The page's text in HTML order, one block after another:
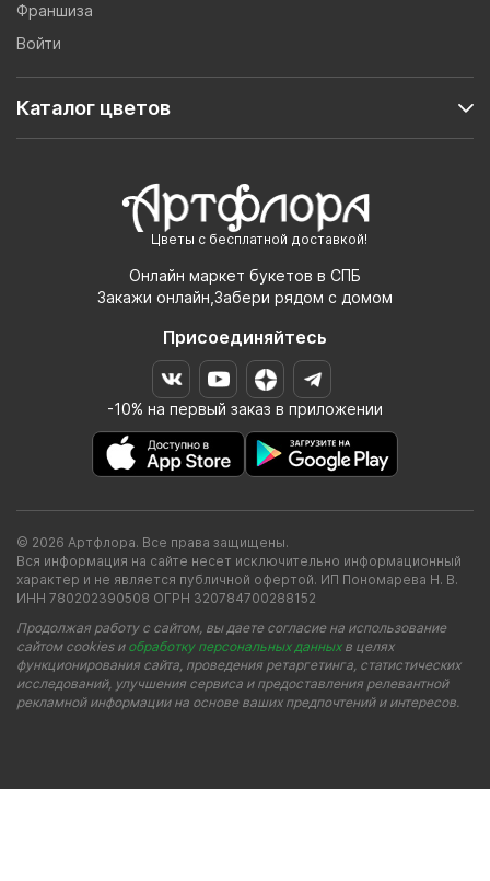
Цветы с бесплатной доставкой!
Онлайн маркет букетов в СПБ
Закажи онлайн,Забери рядом с домом
Присоединяйтесь
-10% на первый заказ в приложении
Франшиза
Войти
Каталог цветов
© 2026 Артфлора. Все права защищены.
Вся информация на сайте несет исключительно информационный
характер и не является публичной офертой. ИП Пономарева Н. В.
ИНН 780202390508 ОГРН 320784700288152
Продолжая работу с сайтом, вы даете согласие на использование
сайтом cookies и обработку персональных данныхв целях
функционирования сайта, проведения ретаргетинга, статистических
исследований, улучшения сервиса и предоставления релевантной
рекламной информации на основе ваших предпочтений и интересов.